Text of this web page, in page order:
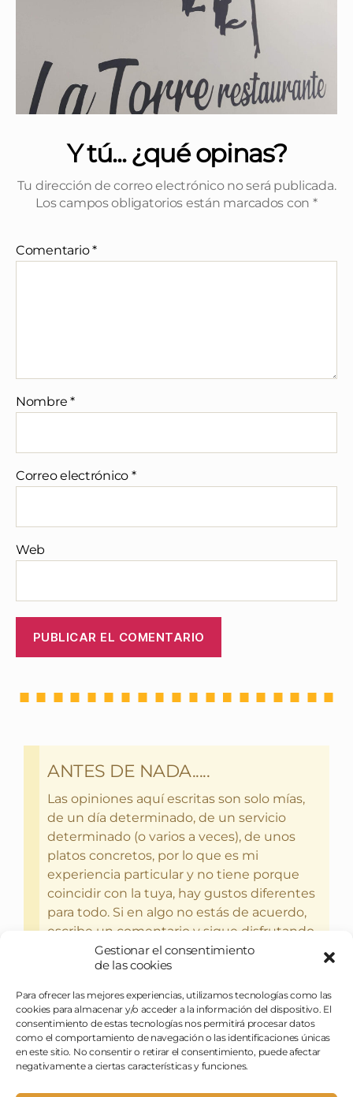
Gestionar el consentimiento
de las cookies
Para ofrecer las mejores experiencias, utilizamos tecnologías como las
cookies para almacenar y/o acceder a la información del dispositivo. El
consentimiento de estas tecnologías nos permitirá procesar datos
como el comportamiento de navegación o las identificaciones únicas
en este sitio. No consentir o retirar el consentimiento, puede afectar
negativamente a ciertas características y funciones.
Y tú... ¿qué opinas?
Tu dirección de correo electrónico no será publicada.
Los campos obligatorios están marcados con *
Comentario*
Nombre*
Correo electrónico *
Web
ANTES DE NADA.....
Las opiniones aquí escritas son solo mías,
de un día determinado, de un servicio
determinado (o varios a veces), de unos
platos concretos, por lo que es mi
experiencia particular y no tiene porque
coincidir con la tuya, hay gustos diferentes
para todo. Si en algo no estás de acuerdo,
escribe un comentario y sigue disfrutando
del bebercio y el glotoneo.